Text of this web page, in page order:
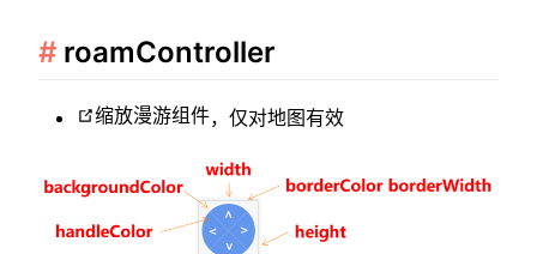
roamController
缩放漫游组件，仅对地图有效